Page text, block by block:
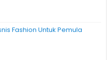
Fashion Untuk Pemula